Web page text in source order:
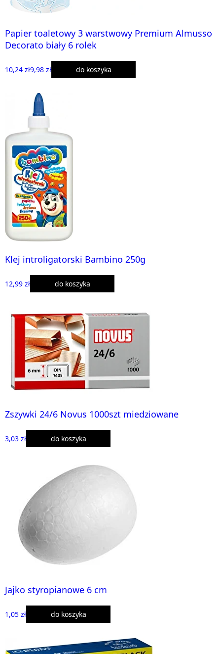
Papier toaletowy 3 warstwowy Premium Almusso
Decorato biały 6 rolek
10,24 zł9,98 zł do koszyka
Klej introligatorski Bambino 250g
12,99 zł do koszyka
Zszywki 24/6 Novus 1000szt miedziowane
3,03 zł do koszyka
Jajko styropianowe 6 cm
1,05 zł do koszyka